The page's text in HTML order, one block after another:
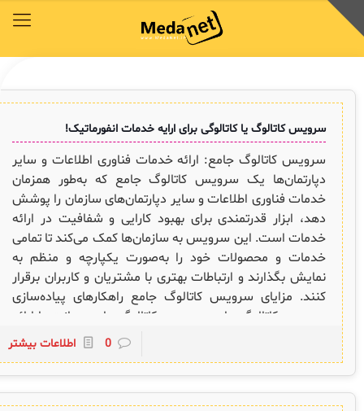
سرویس کاتالوگ یا کاتالوگی برای ارایه خدمات انفورماتیک!
سرویس کاتالوگ جامع: ارائه خدمات فناوری اطلاعات و سایر
دپارتمان‌ها یک سرویس کاتالوگ جامع که به‌طور همزمان
خدمات فناوری اطلاعات و سایر دپارتمان‌های سازمان را پوشش
دهد، ابزار قدرتمندی برای بهبود کارایی و شفافیت در ارائه
خدمات است. این سرویس به سازمان‌ها کمک می‌کند تا تمامی
خدمات و محصولات خود را به‌صورت یکپارچه و منظم به
نمایش بگذارند و ارتباطات بهتری با مشتریان و کاربران برقرار
کنند. مزایای سرویس کاتالوگ جامع راهکارهای پیاده‌سازی
سرویس کاتالوگ جامع سرویس کاتالوگ جامع مدانت با ارائه
راهکارهای پیشرفته برای مدیریت و نمایش خدمات، به
سازمان‌ها کمک می‌کند تا به یکپارچگی و کارایی بالاتری دست
یابند. برای کسب اطلاعات بیشتر و پیاده‌سازی این سرویس، با
ما تماس بگیرید و از مشاوره کارشناسان ما بهره‌مند شوید.
0 اطلاعات بیشتر
محصولات
محصولات
دسترسی سریع به زیرمجموعه‌های همین منو
◈
سرویس دسک پلاس فارسی
سرویس دسک پلاس ابری
پلاگین‌های سرویس دسک پلاس
✦
راهکارهای سازمانی
راهکارهای سازمانی
دسترسی سریع به زیرمجموعه‌های همین منو
◈
COBIT
ITIL
ISO/IEC 20000
راهکارهای مدیریتی فناوری اطلاعات برای مراکز آموزشی و دانشگاه‌ها
✦
کتابخانه دیجیتالی
کتابخانه دیجیتالی
دسترسی سریع به زیرمجموعه‌های همین منو
◈
مقایسه راهکارهای محبوب
چیستان
اصطلاحات و تعاریف مرتبط با ITIL4
✦
آکادمی مدانت
آکادمی مدانت
دسترسی سریع به زیرمجموعه‌های همین منو
◈
وبینار رایگان ITSM , ESM
مقالات آموزشی
توافق‌نامه‌ها
توافق‌نامه‌ها
دسترسی سریع به زیرمجموعه‌های همین منو
◈
توافقنامه خدمات
برنامه‌ی همکاری در فروش مدانت و توافقنامه بازاریابی